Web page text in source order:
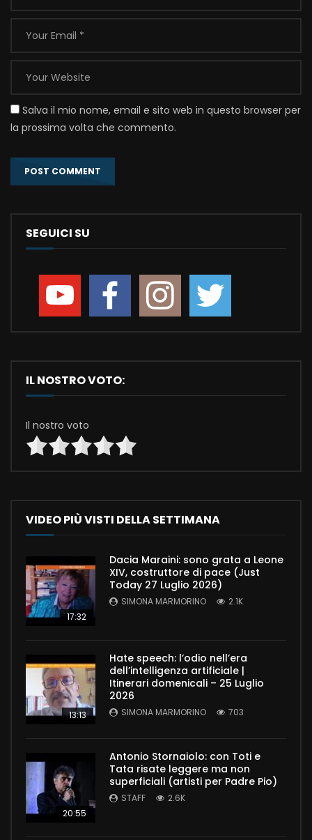
Salva il mio nome, email e sito web in questo browser per
la prossima volta che commento.
SEGUICI SU
IL NOSTRO VOTO:
Il nostro voto
VIDEO PIÙ VISTI DELLA SETTIMANA
17:32
Dacia Maraini: sono grata a Leone
XIV, costruttore di pace (Just
Today 27 Luglio 2026)
SIMONA MARMORINO 2.1K
13:13
Hate speech: l’odio nell’era
dell’intelligenza artificiale |
Itinerari domenicali – 25 Luglio
2026
SIMONA MARMORINO 703
20:55
Antonio Stornaiolo: con Toti e
Tata risate leggere ma non
superficiali (artisti per Padre Pio)
STAFF 2.6K